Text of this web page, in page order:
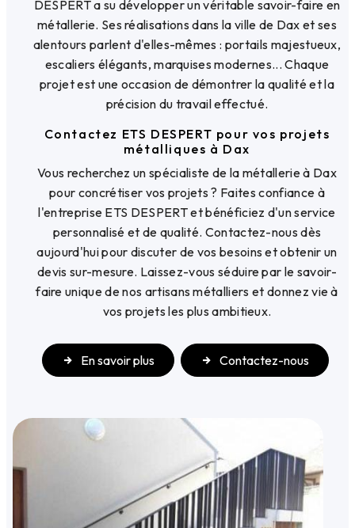
DESPERT a su développer un véritable savoir-faire en
métallerie. Ses réalisations dans la ville de Dax et ses
alentours parlent d'elles-mêmes : portails majestueux,
escaliers élégants, marquises modernes... Chaque
projet est une occasion de démontrer la qualité et la
précision du travail effectué.
Contactez ETS DESPERT pour vos projets
métalliques à Dax
Vous recherchez un spécialiste de la métallerie à Dax
pour concrétiser vos projets ? Faites confiance à
l'entreprise ETS DESPERT et bénéficiez d'un service
personnalisé et de qualité. Contactez-nous dès
aujourd'hui pour discuter de vos besoins et obtenir un
devis sur-mesure. Laissez-vous séduire par le savoir-
faire unique de nos artisans métalliers et donnez vie à
vos projets les plus ambitieux.
En savoir plus Contactez-nous